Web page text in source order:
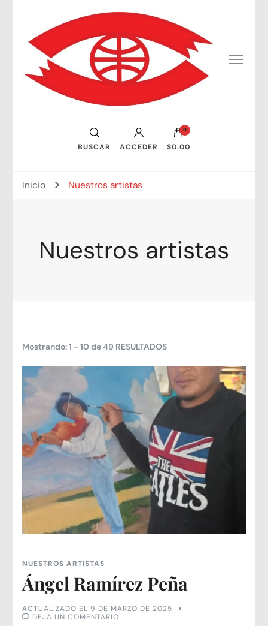
Consejo Mundial de Artistas Visuales
BUSCAR ACCEDER
0
$0.00
Inicio Nuestros artistas
Nuestros artistas
Mostrando: 1 - 10 de 49 RESULTADOS
NUESTROS ARTISTAS
Ángel Ramírez Peña
ACTUALIZADO EL9 DE MARZO DE 2025
DEJA UN COMENTARIO